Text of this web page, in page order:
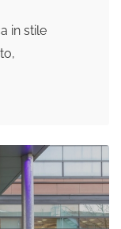
in stile